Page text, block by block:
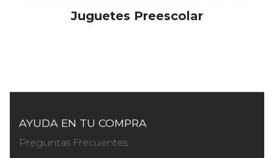
Juguetes Preescolar
AYUDA EN TU COMPRA
Preguntas Frecuentes